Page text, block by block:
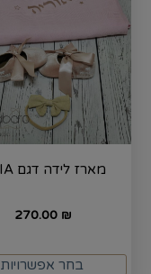
מארז לידה דגם ORIA
270.00 ₪
בחר אפשרויות